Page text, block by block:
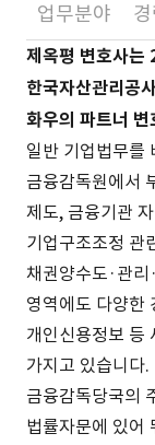
제옥평 변호사는
한국자산관리공
화우의 파트너
일반 기업법무를
금융감독원에서
제도, 금융기관
기업구조조정 관
채권양수도·관
영역에도 다양한
개인신용정보 등
가지고 있습니다.
금융감독당국의
법률자문에 있어
업무분야